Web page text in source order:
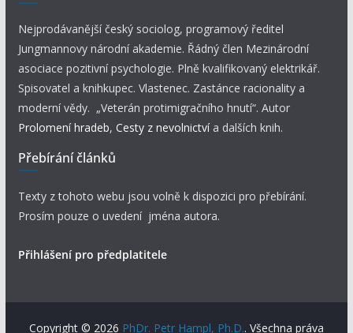
Nejprodávanější český sociolog, programový ředitel
Jungmannovy národní akademie. Řádný člen Mezinárodní
asociace pozitivní psychologie. Plně kvalifikovaný elektrikář.
Spisovatel a knihkupec. Vlastenec. Zastánce racionality a
moderní vědy. „Veterán protimigračního hnutí“. Autor
Prolomení hradeb, Cesty z nevolnictví a dalších knih.
Přebírání článků
Texty z tohoto webu jsou volně k dispozici pro přebírání.
Prosím pouze o uvedení jména autora.
Přihlášení pro předplatitele
Copyright © 2026 PhDr. Petr Hampl, Ph.D.. Všechna práva